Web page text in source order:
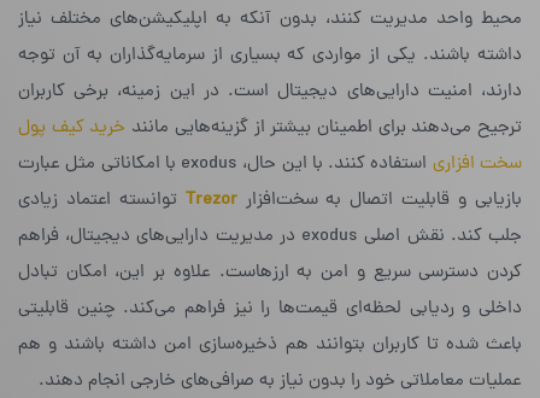
محیط واحد مدیریت کنند، بدون آنکه به اپلیکیشن‌های مختلف نیاز
داشته باشند. یکی از مواردی که بسیاری از سرمایه‌گذاران به آن توجه
دارند، امنیت دارایی‌های دیجیتال است. در این زمینه، برخی کاربران
ترجیح می‌دهند برای اطمینان بیشتر از گزینه‌هایی مانند خرید کیف پول
سخت افزاری
استفاده کنند. با این حال، exodus با امکاناتی مثل عبارت
بازیابی و قابلیت اتصال به سخت‌افزارTrezor توانسته اعتماد زیادی
جلب کند.
نقش اصلی exodus در مدیریت دارایی‌های دیجیتال، فراهم
کردن دسترسی سریع و امن به ارزهاست. علاوه بر این، امکان تبادل
داخلی و ردیابی لحظه‌ای قیمت‌ها را نیز فراهم می‌کند. چنین قابلیتی
باعث شده تا کاربران بتوانند هم ذخیره‌سازی امن داشته باشند و هم
عملیات معاملاتی خود را بدون نیاز به صرافی‌های خارجی انجام دهند.